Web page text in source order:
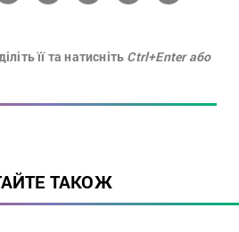
її та натисніть Ctrl+Enter або
ТАКОЖ